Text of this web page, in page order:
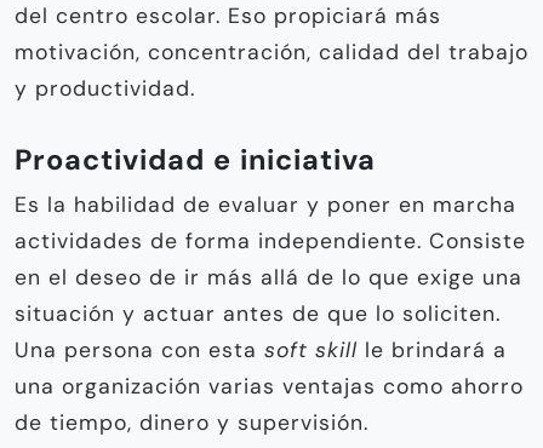
del centro escolar. Eso propiciará más
motivación, concentración, calidad del trabajo
y productividad.
Proactividad e iniciativa
Es la habilidad de evaluar y poner en marcha
actividades de forma independiente. Consiste
en el deseo de ir más allá de lo que exige una
situación y actuar antes de que lo soliciten.
Una persona con esta soft skill le brindará a
una organización varias ventajas como ahorro
de tiempo, dinero y supervisión.